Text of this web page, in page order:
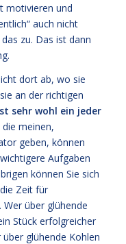
motivieren und
auch nicht
zu. Das ist dann
dort ab, wo sie
an der richtigen
sehr wohl ein jeder
meinen,
geben, können
Aufgaben
können Sie sich
Zeit für
über glühende
Stück erfolgreicher
glühende Kohlen